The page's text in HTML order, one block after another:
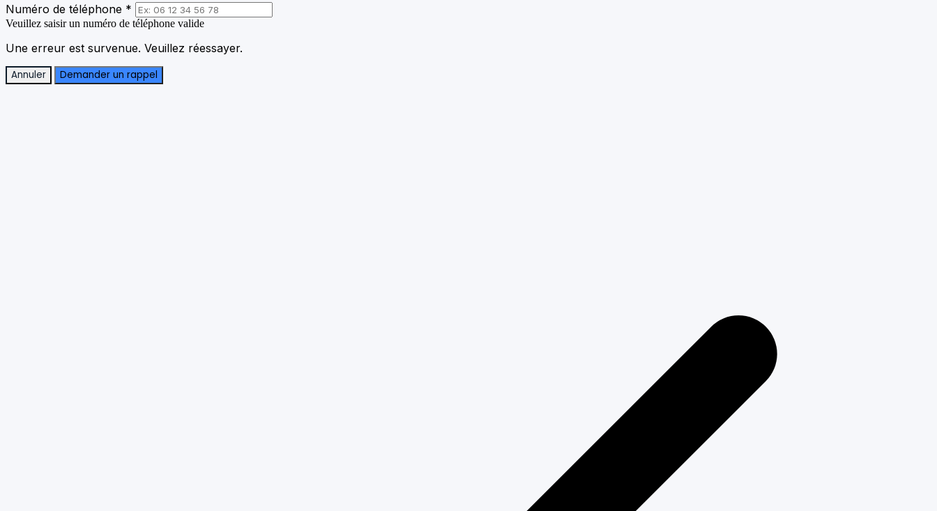
Numéro de téléphone *
Veuillez saisir un numéro de téléphone valide
Une erreur est survenue. Veuillez réessayer.
Annuler Demander un rappel